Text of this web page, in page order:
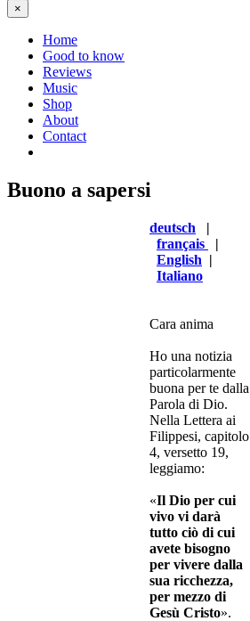
×
Home
Good to know
Reviews
Music
Shop
About
Contact
Buono a sapersi
deutsch
|
français
|
English |
Italiano
Cara anima
Ho una notizia
particolarmente
buona per te dalla
Parola di Dio.
Nella Lettera ai
Filippesi, capitolo
4, versetto 19,
leggiamo:
«Il Dio per cui
vivo vi darà
tutto ciò di cui
avete bisogno
per vivere dalla
sua ricchezza,
per mezzo di
Gesù Cristo».